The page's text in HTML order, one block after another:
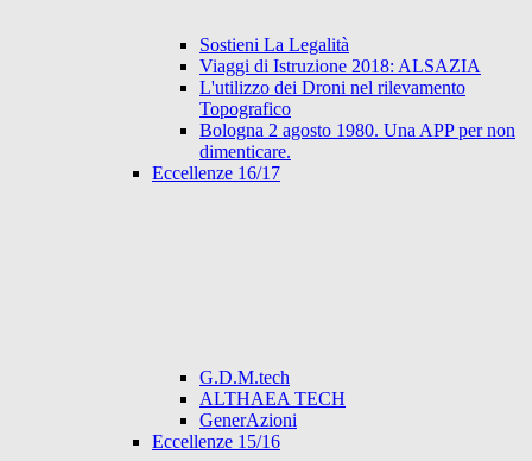
Sostieni La Legalità
Viaggi di Istruzione 2018: ALSAZIA
L'utilizzo dei Droni nel rilevamento
Topografico
Bologna 2 agosto 1980. Una APP per non
dimenticare.
Eccellenze 16/17
G.D.M.tech
ALTHAEA TECH
GenerAzioni
Eccellenze 15/16